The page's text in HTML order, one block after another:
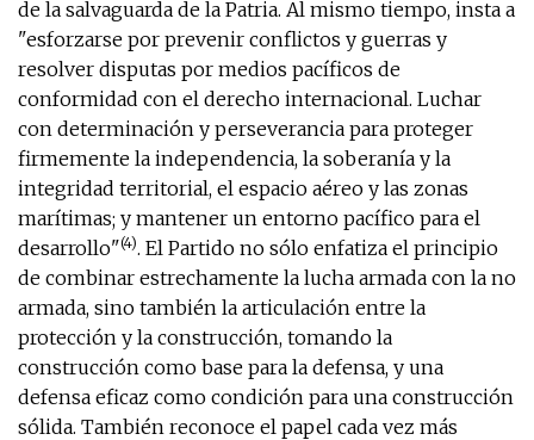
de la salvaguarda de la Patria. Al mismo tiempo, insta a
"esforzarse por prevenir conflictos y guerras y
resolver disputas por medios pacíficos de
conformidad con el derecho internacional. Luchar
con determinación y perseverancia para proteger
firmemente la independencia, la soberanía y la
integridad territorial, el espacio aéreo y las zonas
marítimas; y mantener un entorno pacífico para el
desarrollo"(4). El Partido no sólo enfatiza el principio
de combinar estrechamente la lucha armada con la no
armada, sino también la articulación entre la
protección y la construcción, tomando la
construcción como base para la defensa, y una
defensa eficaz como condición para una construcción
sólida. También reconoce el papel cada vez más